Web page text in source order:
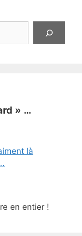
» …
là
en entier !